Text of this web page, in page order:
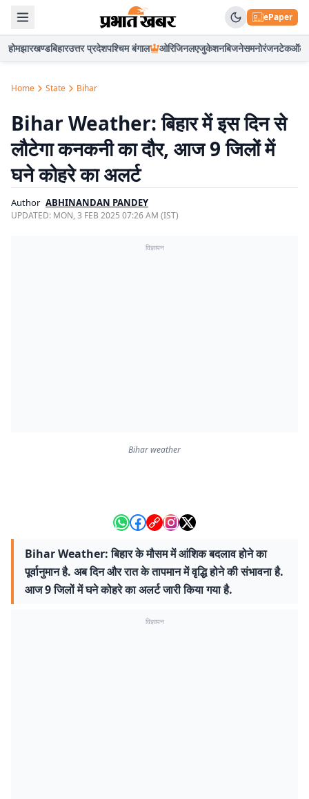
ePaper
होमझारखण्डबिहारउत्तर प्रदेशपश्चिम बंगाल ओरिजिनलएजुकेशनबिजनेसमनोरंजनटेकऑटो
Home State Bihar
Bihar Weather: बिहार में इस दिन से
लौटेगा कनकनी का दौर, आज 9 जिलों में
घने कोहरे का अलर्ट
Author ABHINANDAN PANDEY
UPDATED: MON, 3 FEB 2025 07:26 AM (IST)
विज्ञापन
Bihar weather
Bihar Weather: बिहार के मौसम में आंशिक बदलाव होने का
पूर्वानुमान है. अब दिन और रात के तापमान में वृद्धि होने की संभावना है.
आज 9 जिलों में घने कोहरे का अलर्ट जारी किया गया है.
विज्ञापन